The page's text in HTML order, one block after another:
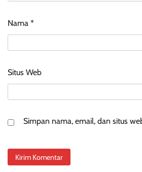
Nama *
Situs Web
Simpan nama, email, dan situs